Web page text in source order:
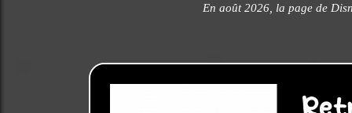
En août 2026, la page de